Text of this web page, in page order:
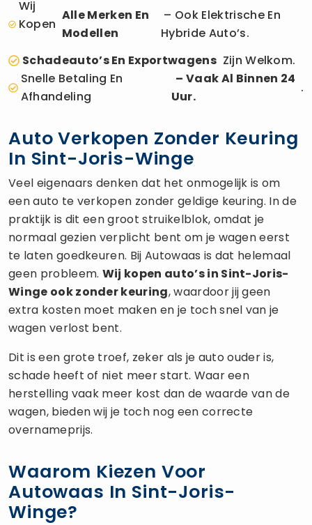
Wij
Kopen
Alle Merken En
Modellen
– Ook Elektrische En
Hybride Auto’s.
Schadeauto’s En ExportwagensZijn Welkom.
Snelle Betaling En
Afhandeling
– Vaak Al Binnen 24
Uur.
.
Auto Verkopen Zonder Keuring
In Sint-Joris-Winge
Veel eigenaars denken dat het onmogelijk is om
een auto te verkopen zonder geldige keuring. In de
praktijk is dit een groot struikelblok, omdat je
normaal gezien verplicht bent om je wagen eerst
te laten goedkeuren. Bij Autowaas is dat helemaal
geen probleem. Wij kopen auto’s in Sint-Joris-
Winge ook zonder keuring, waardoor jij geen
extra kosten moet maken en je toch snel van je
wagen verlost bent.
Dit is een grote troef, zeker als je auto ouder is,
schade heeft of niet meer start. Waar een
herstelling vaak meer kost dan de waarde van de
wagen, bieden wij je toch nog een correcte
overnameprijs.
Waarom Kiezen Voor
Autowaas In Sint-Joris-
Winge?